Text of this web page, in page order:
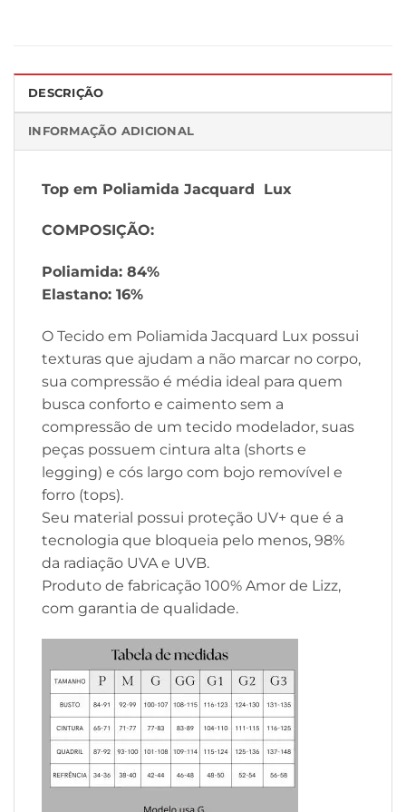
DESCRIÇÃO
INFORMAÇÃO ADICIONAL
Top em Poliamida Jacquard Lux
COMPOSIÇÃO:
Poliamida: 84%
Elastano: 16%
O Tecido em Poliamida Jacquard Lux possui
texturas que ajudam a não marcar no corpo,
sua compressão é média ideal para quem
busca conforto e caimento sem a
compressão de um tecido modelador, suas
peças possuem cintura alta (shorts e
legging) e cós largo com bojo removível e
forro (tops).
Seu material possui proteção UV+ que é a
tecnologia que bloqueia pelo menos, 98%
da radiação UVA e UVB.
Produto de fabricação 100% Amor de Lizz,
com garantia de qualidade.